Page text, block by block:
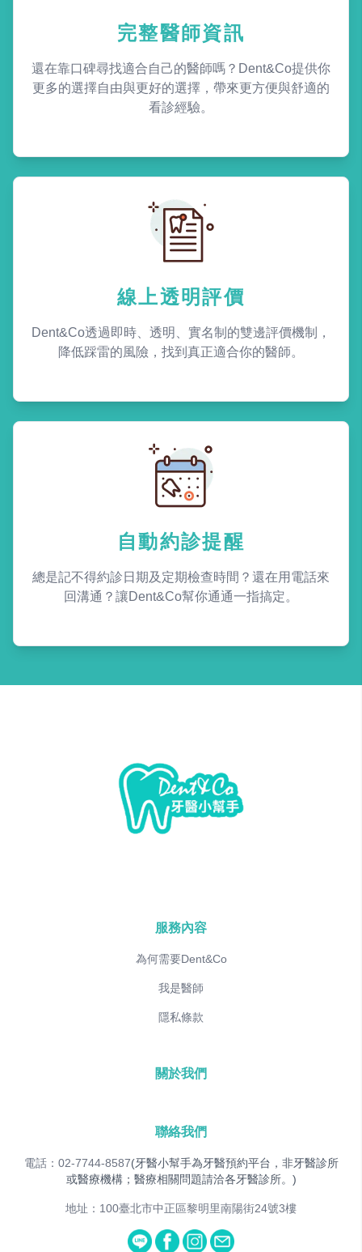
完整醫師資訊
還在靠口碑尋找適合自己的醫師嗎？Dent&Co提供你
更多的選擇自由與更好的選擇，帶來更方便與舒適的
看診經驗。
線上透明評價
Dent&Co透過即時、透明、實名制的雙邊評價機制，
降低踩雷的風險，找到真正適合你的醫師。
自動約診提醒
總是記不得約診日期及定期檢查時間？還在用電話來
回溝通？讓Dent&Co幫你通通一指搞定。
服務內容
為何需要Dent&Co
我是醫師
隱私條款
關於我們
聯絡我們
電話：02-7744-8587(牙醫小幫手為牙醫預約平台，非牙醫診所
或醫療機構；醫療相關問題請洽各牙醫診所。)
地址：100臺北市中正區黎明里南陽街24號3樓